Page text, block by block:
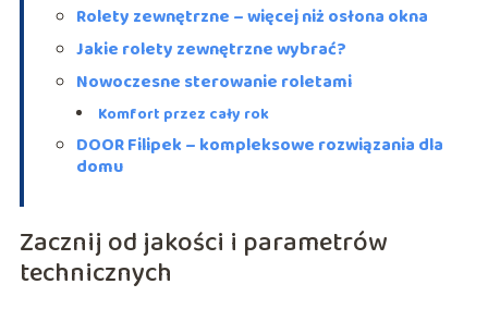
Rolety zewnętrzne – więcej niż osłona okna
Jakie rolety zewnętrzne wybrać?
Nowoczesne sterowanie roletami
Komfort przez cały rok
DOOR Filipek – kompleksowe rozwiązania dla
domu
Zacznij od jakości i parametrów
technicznych